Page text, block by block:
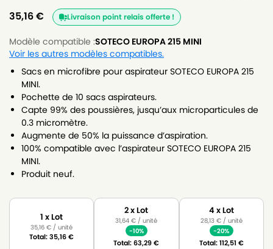
35,16€ Livraison point relais offerte !
Modèle compatible :SOTECO EUROPA 215 MINI
Voir les autres modèles compatibles.
Sacs en microfibre pour aspirateur SOTECO EUROPA 215
MINI.
Pochette de 10 sacs aspirateurs.
Capte 99% des poussières, jusqu’aux microparticules de
0.3 micromètre.
Augmente de 50% la puissance d’aspiration.
100% compatible avec l’aspirateur SOTECO EUROPA 215
MINI.
Produit neuf.
1 x Lot
35,16€ / unité
Total:35,16€
2 x Lot
31,64€ / unité
-10%
Total:63,29€
4 x Lot
28,13 €/ unité
-20%
Total:112,51 €